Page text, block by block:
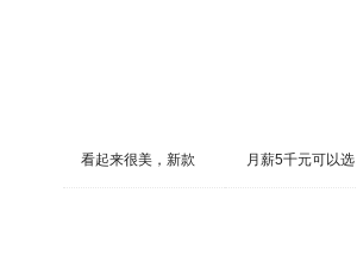
看起来很美，新款 月薪5千元可以选